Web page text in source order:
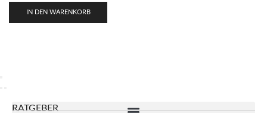
IN DEN WARENKORB
RATGEBER